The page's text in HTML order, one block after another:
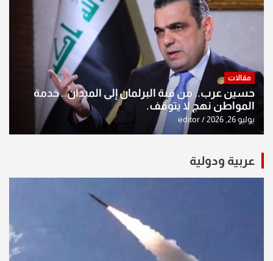
مقالات
حسين عرب.. من قبة البرلمان إلى الميدان.. خدمة
المواطن نهج لا يتوقف.
يوليو 26, 2026 editor
عربية ودولية